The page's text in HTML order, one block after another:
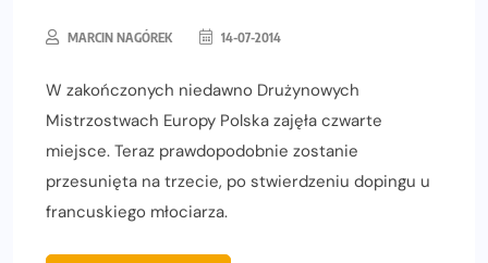
MARCIN NAGÓREK 14-07-2014
W zakończonych niedawno Drużynowych
Mistrzostwach Europy Polska zajęła czwarte
miejsce. Teraz prawdopodobnie zostanie
przesunięta na trzecie, po stwierdzeniu dopingu u
francuskiego młociarza.